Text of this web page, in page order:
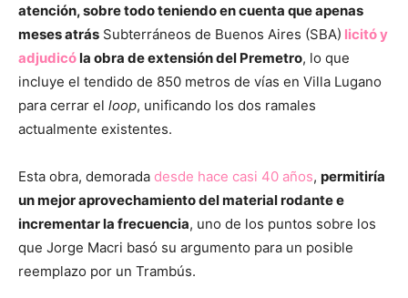
atención, sobre todo teniendo en cuenta que apenas
meses atrás Subterráneos de Buenos Aires (SBA) licitó y
adjudicóla obra de extensión del Premetro, lo que
incluye el tendido de 850 metros de vías en Villa Lugano
para cerrar el loop, unificando los dos ramales
actualmente existentes.
Esta obra, demorada desde hace casi 40 años, permitiría
un mejor aprovechamiento del material rodante e
incrementar la frecuencia, uno de los puntos sobre los
que Jorge Macri basó su argumento para un posible
reemplazo por un Trambús.